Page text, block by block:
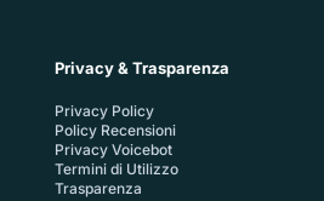
Privacy & Trasparenza
Privacy Policy
Policy Recensioni
Privacy Voicebot
Termini di Utilizzo
Trasparenza